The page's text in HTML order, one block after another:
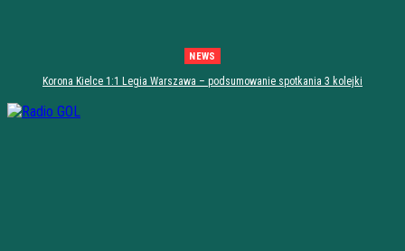
NEWS
Korona Kielce 1:1 Legia Warszawa – podsumowanie spotkania 3 kolejki